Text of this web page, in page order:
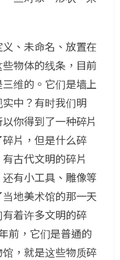
、未命名、放置在
物体的线条，目前
维的。它们是墙上
中？有时我们明
你得到了一种碎片
片，但是什么碎
古代文明的碎片
有小工具、雕像等
地美术馆的那一天
着许多文明的碎
前，它们是普通的
，就是这些物质碎